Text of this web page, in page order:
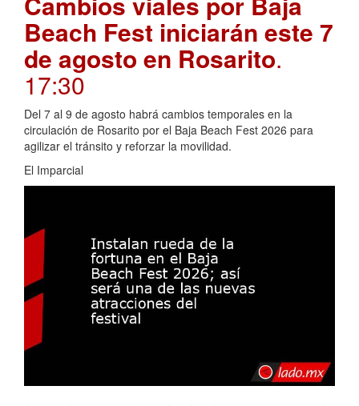
Beach Fest iniciarán este 7
de agosto en Rosarito.
17:30
Del 7 al 9 de agosto habrá cambios temporales en la
circulación de Rosarito por el Baja Beach Fest 2026 para
agilizar el tránsito y reforzar la movilidad.
El Imparcial